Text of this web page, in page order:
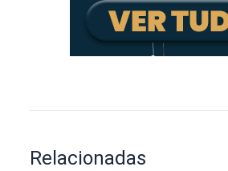
Relacionadas